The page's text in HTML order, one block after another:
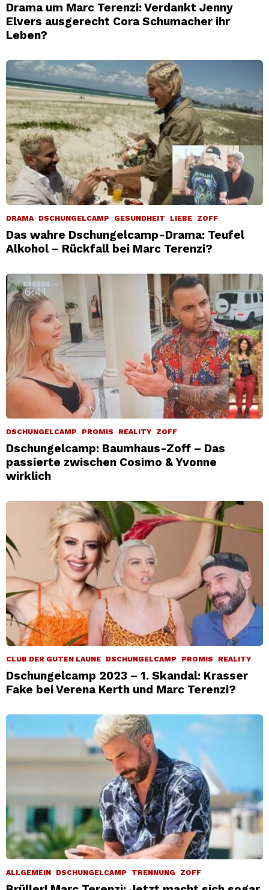
Drama um Marc Terenzi: Verdankt Jenny
Elvers ausgerecht Cora Schumacher ihr
Leben?
DRAMA DSCHUNGELCAMP GESUNDHEIT LIEBE ZOFF
Das wahre Dschungelcamp-Drama: Teufel
Alkohol – Rückfall bei Marc Terenzi?
DSCHUNGELCAMP PROMIS REALITY ZOFF
Dschungelcamp: Baumhaus-Zoff – Das
passierte zwischen Cosimo & Yvonne
wirklich
CLUB DER GUTEN LAUNE DSCHUNGELCAMP PROMIS REALITY
Dschungelcamp 2023 – 1. Skandal: Krasser
Fake bei Verena Kerth und Marc Terenzi?
ALLGEMEIN DSCHUNGELCAMP TRENNUNG ZOFF